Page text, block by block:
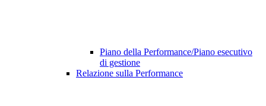
Piano della Performance/Piano esecutivo
di gestione
Relazione sulla Performance